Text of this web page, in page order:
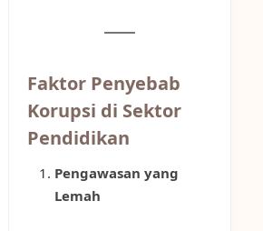
Faktor Penyebab
Korupsi di Sektor
Pendidikan
Pengawasan yang
Lemah